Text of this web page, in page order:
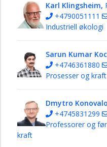
Karl Klingsheim,
+4790051111
Industriell økologi
Sarun Kumar
+4746361880
Prosesser og kraft
Dmytro
+4745831299
Professorer og
kraft